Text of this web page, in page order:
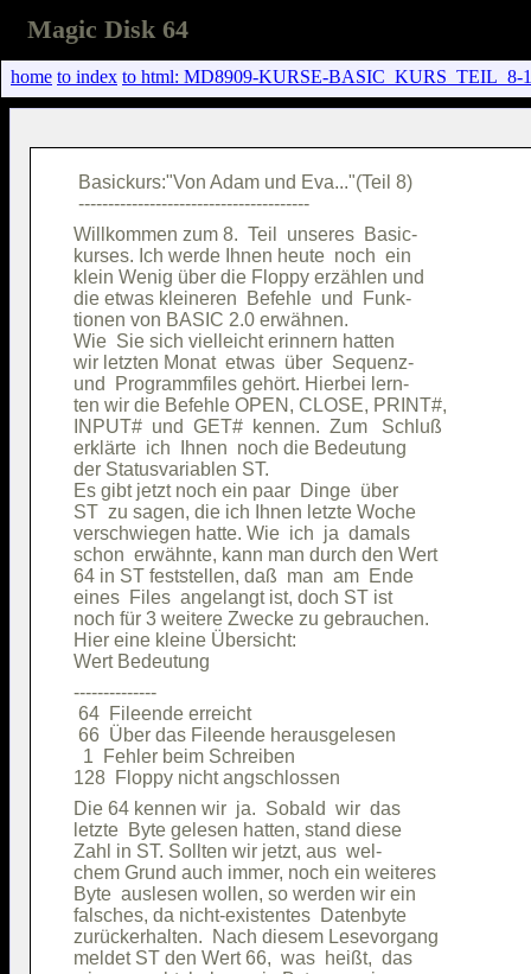
Magic Disk 64
home to index to html: MD8909-KURSE-
Basickurs:"Von Adam und Eva..."(Teil 8)
Willkommen zum 8.  Teil  unseres  Basic-
kurses. Ich werde Ihnen heute  noch  ein
klein Wenig über die Floppy erzählen und
die etwas kleineren  Befehle  und  Funk-
tionen von BASIC 2.0 erwähnen.
Wie  Sie sich vielleicht erinnern hatten
wir letzten Monat  etwas  über  Sequenz-
und  Programmfiles gehört. Hierbei lern-
ten wir die Befehle OPEN, CLOSE, PRINT#,
INPUT#  und  GET#  kennen.  Zum   Schluß
erklärte  ich  Ihnen  noch die Bedeutung
der Statusvariablen ST.
Es gibt jetzt noch ein paar  Dinge  über
ST  zu sagen, die ich Ihnen letzte Woche
verschwiegen hatte. Wie  ich  ja  damals
schon  erwähnte, kann man durch den Wert
64 in ST feststellen, daß  man  am  Ende
eines  Files  angelangt ist, doch ST ist
noch für 3 weitere Zwecke zu gebrauchen.
Hier eine kleine Übersicht:
--------------
64  Fileende erreicht
66  Über das Fileende herausgelesen
  1  Fehler beim Schreiben
Die 64 kennen wir  ja.  Sobald  wir  das
letzte  Byte gelesen hatten, stand diese
Zahl in ST. Sollten wir jetzt, aus  wel-
chem Grund auch immer, noch ein weiteres
Byte  auslesen wollen, so werden wir ein
falsches, da nicht-existentes  Datenbyte
zurückerhalten.  Nach diesem Lesevorgang
meldet ST den Wert 66,  was  heißt,  das